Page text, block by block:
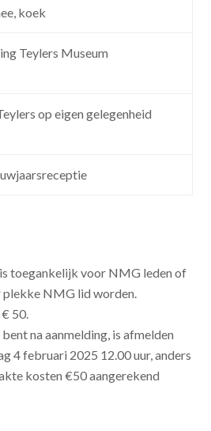
koek
Teylers Museum
op eigen gelegenheid
toegankelijk voor NMG leden of
plekke NMG lid worden.
50.
na aanmelding, is afmelden
4 februari 2025 12.00 uur, anders
kosten €50 aangerekend